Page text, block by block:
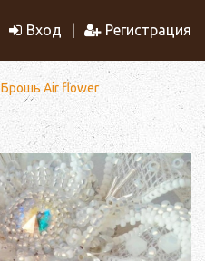
Вход Регистрация
Брошь Air flower